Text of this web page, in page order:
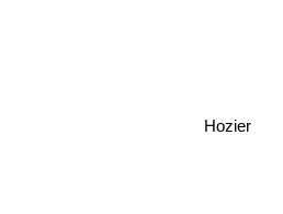
Hozier